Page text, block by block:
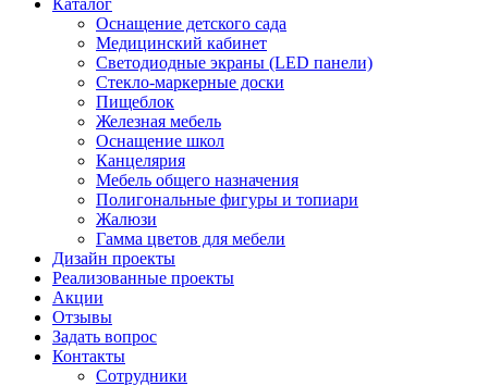
Каталог
Оснащение детского сада
Медицинский кабинет
Светодиодные экраны (LED панели)
Стекло-маркерные доски
Пищеблок
Железная мебель
Оснащение школ
Канцелярия
Мебель общего назначения
Полигональные фигуры и топиари
Жалюзи
Гамма цветов для мебели
Дизайн проекты
Реализованные проекты
Акции
Отзывы
Задать вопрос
Контакты
Сотрудники